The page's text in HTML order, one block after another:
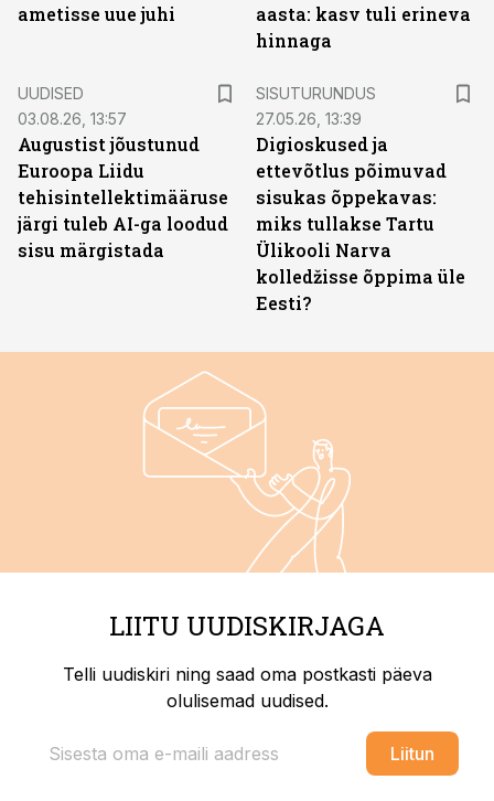
ametisse uue juhi
aasta: kasv tuli erineva
hinnaga
UUDISED
03.08.26, 13:57
Augustist jõustunud
Euroopa Liidu
tehisintellektimääruse
järgi tuleb AI-ga loodud
sisu märgistada
SISUTURUNDUS
27.05.26, 13:39
Digioskused ja
ettevõtlus põimuvad
sisukas õppekavas:
miks tullakse Tartu
Ülikooli Narva
kolledžisse õppima üle
Eesti?
LIITU UUDISKIRJAGA
Telli uudiskiri ning saad oma postkasti päeva
olulisemad uudised.
Liitun